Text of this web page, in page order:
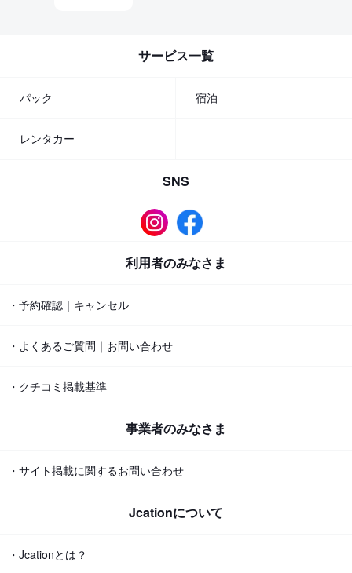
サービス一覧
パック 宿泊
レンタカー
SNS
利用者のみなさま
・予約確認｜キャンセル
・よくあるご質問｜お問い合わせ
・クチコミ掲載基準
事業者のみなさま
・サイト掲載に関するお問い合わせ
Jcationについて
・Jcationとは？